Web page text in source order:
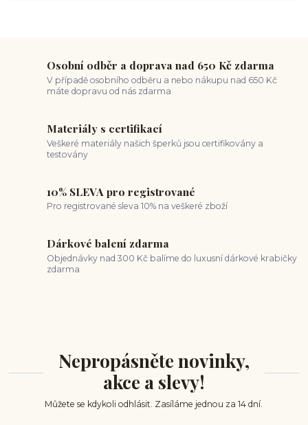
Osobní odběr a doprava nad 650 Kč zdarma
V případě osobního odběru a nebo nákupu nad 650 Kč
máte dopravu od nás zdarma
Materiály s certifikací
Veškeré materiály našich šperků jsou certifikovány a
testovány
10% SLEVA pro registrované
Pro registrované sleva 10% na veškeré zboží
Dárkové balení zdarma
Objednávky nad 300 Kč balíme do luxusní dárkové krabičky
zdarma
Nepropásněte novinky,
akce a slevy!
Můžete se kdykoli odhlásit. Zasíláme jednou za 14 dní.